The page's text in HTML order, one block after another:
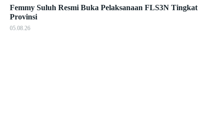
Femmy Suluh Resmi Buka Pelaksanaan FLS3N Tingkat
Provinsi
05.08.26